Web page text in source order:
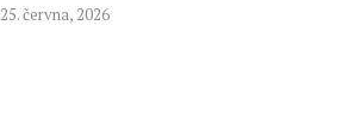
25. června, 2026